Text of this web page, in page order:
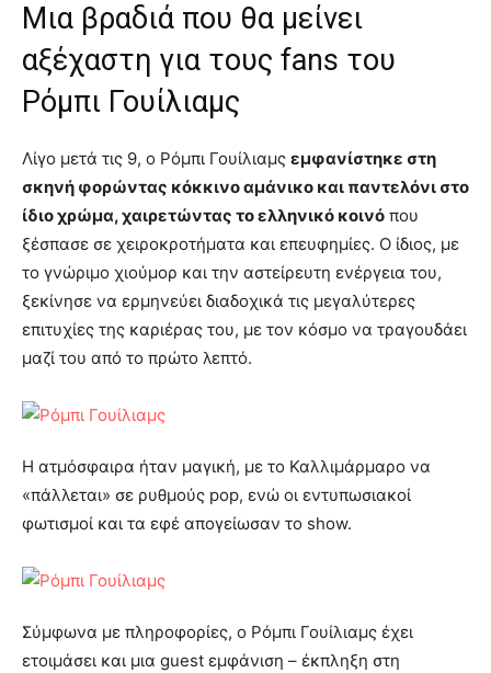
Μια βραδιά που θα μείνει
αξέχαστη για τους fans του
Ρόμπι Γουίλιαμς
Λίγο μετά τις 9, ο Ρόμπι Γουίλιαμς εμφανίστηκε στη
σκηνή φορώντας κόκκινο αμάνικο και παντελόνι στο
ίδιο χρώμα, χαιρετώντας το ελληνικό κοινό που
ξέσπασε σε χειροκροτήματα και επευφημίες. Ο ίδιος, με
το γνώριμο χιούμορ και την αστείρευτη ενέργεια του,
ξεκίνησε να ερμηνεύει διαδοχικά τις μεγαλύτερες
επιτυχίες της καριέρας του, με τον κόσμο να τραγουδάει
μαζί του από το πρώτο λεπτό.
Η ατμόσφαιρα ήταν μαγική, με το Καλλιμάρμαρο να
«πάλλεται» σε ρυθμούς pop, ενώ οι εντυπωσιακοί
φωτισμοί και τα εφέ απογείωσαν το show.
Σύμφωνα με πληροφορίες, ο Ρόμπι Γουίλιαμς έχει
ετοιμάσει και μια guest εμφάνιση – έκπληξη στη